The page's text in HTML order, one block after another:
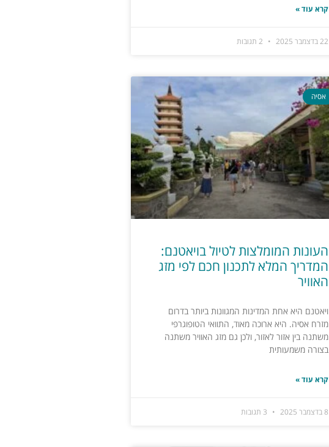
קרא עוד »
22 בדצמבר 2025
אסיה
העונות המומלצות לטיול בויאטנם:
המדריך המלא לתכנון חכם לפי מזג
האוויר
ויאטנם היא אחת המדינות המגוונות ביותר בדרום
מזרח אסיה. היא ארוכה מאוד, התוואי הטופוגרפי
משתנה בין אזור לאזור, ולכן גם מזג האוויר משתנה
בצורה משמעותית
קרא עוד »
8 בדצמבר 2025